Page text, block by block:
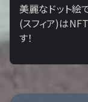
美麗なドット絵
(スフィア)は
す！